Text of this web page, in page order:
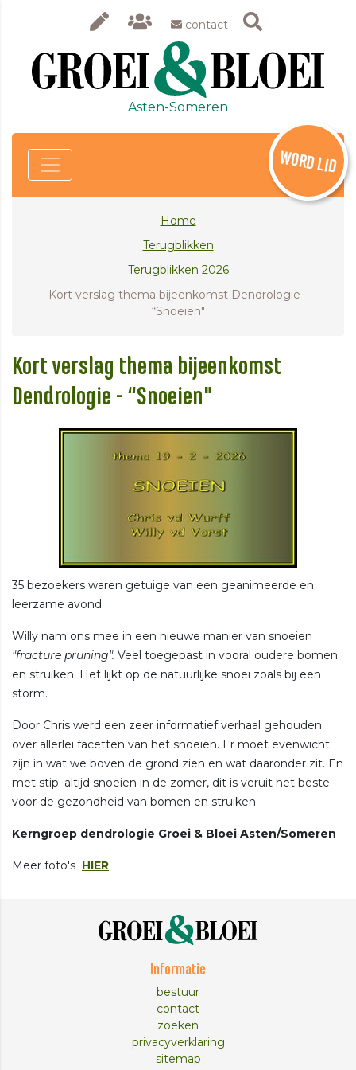
contact
Asten-Someren
WORD LID
Home
Terugblikken
Terugblikken 2026
Kort verslag thema bijeenkomst Dendrologie -
“Snoeien"
Kort verslag thema bijeenkomst
Dendrologie - “Snoeien"
35 bezoekers waren getuige van een geanimeerde en
leerzame avond.
Willy nam ons mee in een nieuwe manier van snoeien
"fracture pruning". Veel toegepast in vooral oudere bomen
en struiken. Het lijkt op de natuurlijke snoei zoals bij een
storm.
Door Chris werd een zeer informatief verhaal gehouden
over allerlei facetten van het snoeien. Er moet evenwicht
zijn in wat we boven de grond zien en wat daaronder zit. En
met stip: altijd snoeien in de zomer, dit is veruit het beste
voor de gezondheid van bomen en struiken.
Kerngroep dendrologie Groei & Bloei Asten/Someren
Meer foto's HIER.
Informatie
bestuur
contact
zoeken
privacyverklaring
sitemap